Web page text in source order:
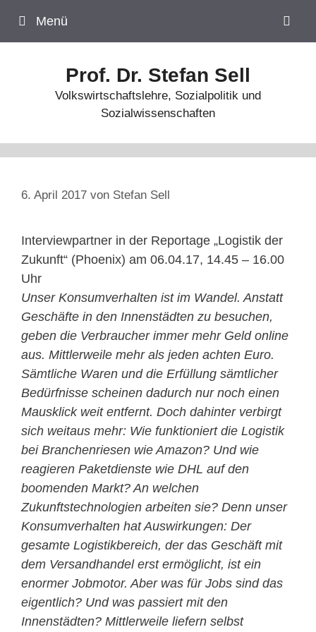
Inhalt
springen
Menü
Prof. Dr. Stefan Sell
Volkswirtschaftslehre, Sozialpolitik und
Sozialwissenschaften
6. April 2017 von Stefan Sell
Interviewpartner in der Reportage „Logistik der
Zukunft“ (Phoenix) am 06.04.17, 14.45 – 16.00
Uhr
Unser Konsumverhalten ist im Wandel. Anstatt
Geschäfte in den Innenstädten zu besuchen,
geben die Verbraucher immer mehr Geld online
aus. Mittlerweile mehr als jeden achten Euro.
Sämtliche Waren und die Erfüllung sämtlicher
Bedürfnisse scheinen dadurch nur noch einen
Mausklick weit entfernt. Doch dahinter verbirgt
sich weitaus mehr: Wie funktioniert die Logistik
bei Branchenriesen wie Amazon? Und wie
reagieren Paketdienste wie DHL auf den
boomenden Markt? An welchen
Zukunftstechnologien arbeiten sie? Denn unser
Konsumverhalten hat Auswirkungen: Der
gesamte Logistikbereich, der das Geschäft mit
dem Versandhandel erst ermöglicht, ist ein
enormer Jobmotor. Aber was für Jobs sind das
eigentlich? Und was passiert mit den
Innenstädten? Mittlerweile liefern selbst